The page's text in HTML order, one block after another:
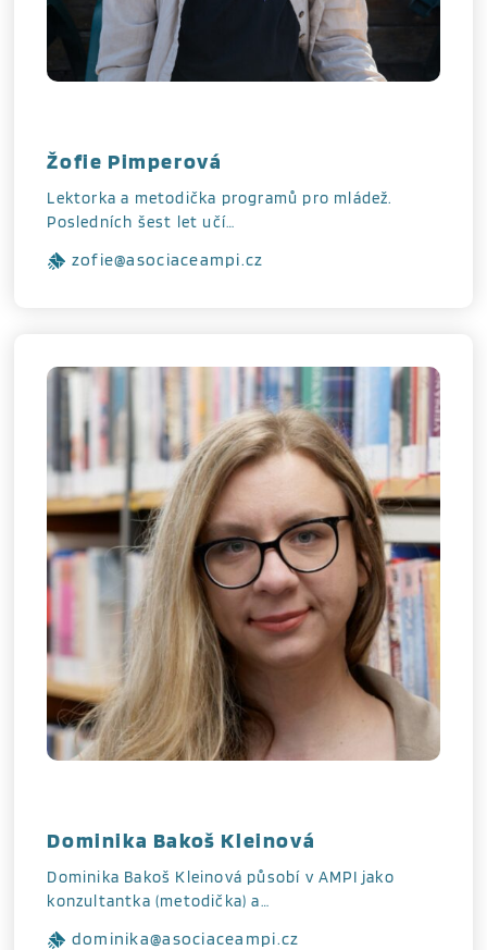
Žofie Pimperová
Lektorka a metodička programů pro mládež.
Posledních šest let učí…
zofie@asociaceampi.cz
Dominika Bakoš Kleinová
Dominika Bakoš Kleinová působí v AMPI jako
konzultantka (metodička) a…
dominika@asociaceampi.cz